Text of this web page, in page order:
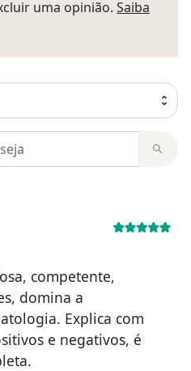
uma opinião. Saiba
competente,
domina a
Explica com
e negativos, é